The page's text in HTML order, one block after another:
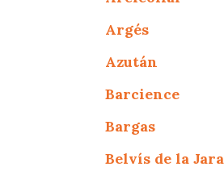
Argés
Azután
Barcience
Bargas
Belvís de la Jara